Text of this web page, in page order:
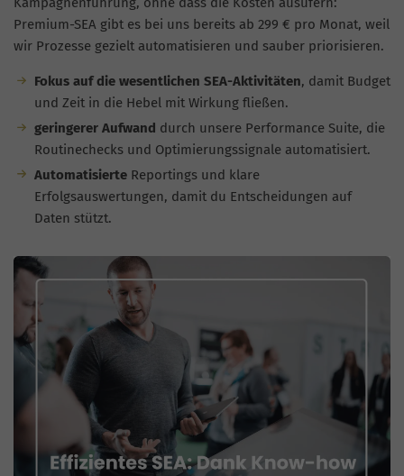
Premium-SEA gibt es bei uns bereits ab 299 € pro Monat, weil
wir Prozesse gezielt automatisieren und sauber priorisieren.
Fokus auf die wesentlichen SEA-Aktivitäten, damit Budget
und Zeit in die Hebel mit Wirkung fließen.
geringerer Aufwand durch unsere Performance Suite, die
Routinechecks und Optimierungssignale automatisiert.
AutomatisierteReportings und klare
Erfolgsauswertungen, damit du Entscheidungen auf
Daten stützt.